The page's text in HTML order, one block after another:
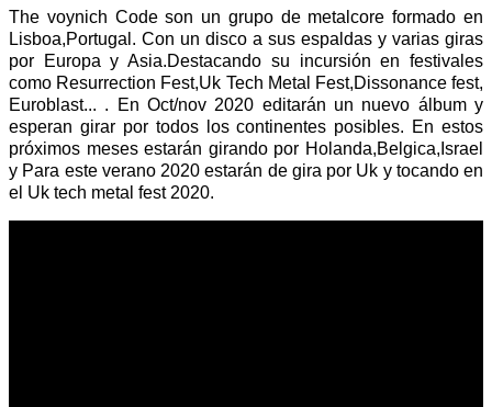
The voynich Code son un grupo de metalcore formado en
Lisboa,Portugal. Con un disco a sus espaldas y varias giras
por Europa y Asia.Destacando su incursión en festivales
como Resurrection Fest,Uk Tech Metal Fest,Dissonance fest,
Euroblast... . En Oct/nov 2020 editarán un nuevo álbum y
esperan girar por todos los continentes posibles. En estos
próximos meses estarán girando por Holanda,Belgica,Israel
y Para este verano 2020 estarán de gira por Uk y tocando en
el Uk tech metal fest 2020.